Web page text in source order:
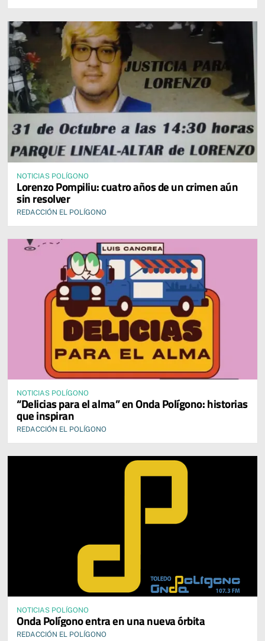
NOTICIAS POLÍGONO
Lorenzo Pompiliu: cuatro años de un crimen aún
sin resolver
REDACCIÓN EL POLÍGONO
NOTICIAS POLÍGONO
“Delicias para el alma” en Onda Polígono: historias
que inspiran
REDACCIÓN EL POLÍGONO
NOTICIAS POLÍGONO
Onda Polígono entra en una nueva órbita
REDACCIÓN EL POLÍGONO